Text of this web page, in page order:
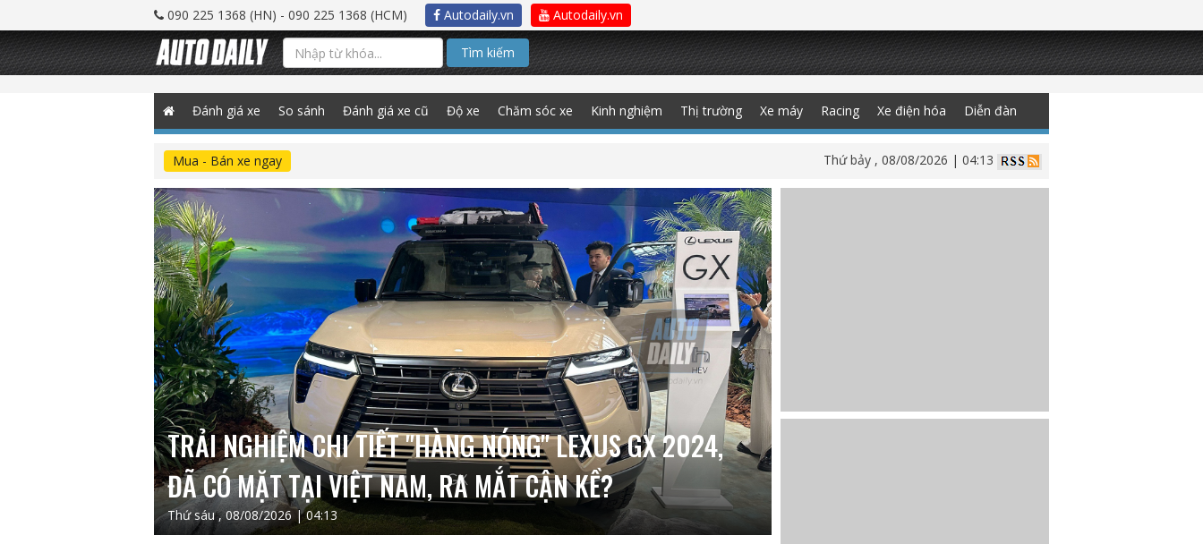
090 225 1368 (HN) - 090 225 1368 (HCM) Autodaily.vn Autodaily.vn
Tìm kiếm
Đánh giá xe So sánh Đánh giá xe cũ Độ xe Chăm sóc xe Kinh nghiệm Thị trường Xe máy Racing Xe điện hóa Diễn đàn
Mua - Bán xe ngay Thứ bảy , 08/08/2026 | 04:13
TRẢI NGHIỆM CHI TIẾT "HÀNG NÓNG" LEXUS GX 2024,
ĐÃ CÓ MẶT TẠI VIỆT NAM, RA MẮT CẬN KỀ?
Thứ sáu , 08/08/2026 | 04:13